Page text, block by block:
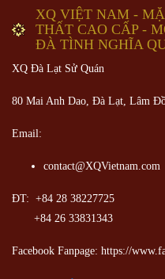
XQ VIỆT NAM -
THẤT CAO CẤP -
ĐÀ TÌNH NGHĨA
XQ Đà Lạt Sử Quán
80 Mai Anh Dao, Đà Lạt, Lâm
Email:
contact@XQVietnam.com
ĐT: +84 28 38227725
+84 26 33831343
Facebook Fanpage: https://